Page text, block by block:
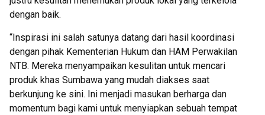
dengan baik.
“Inspirasi ini salah satunya datang dari hasil koordinasi
dengan pihak Kementerian Hukum dan HAM Perwakilan
NTB. Mereka menyampaikan kesulitan untuk mencari
produk khas Sumbawa yang mudah diakses saat
berkunjung ke sini. Ini menjadi masukan berharga dan
momentum bagi kami untuk menyiapkan sebuah tempat